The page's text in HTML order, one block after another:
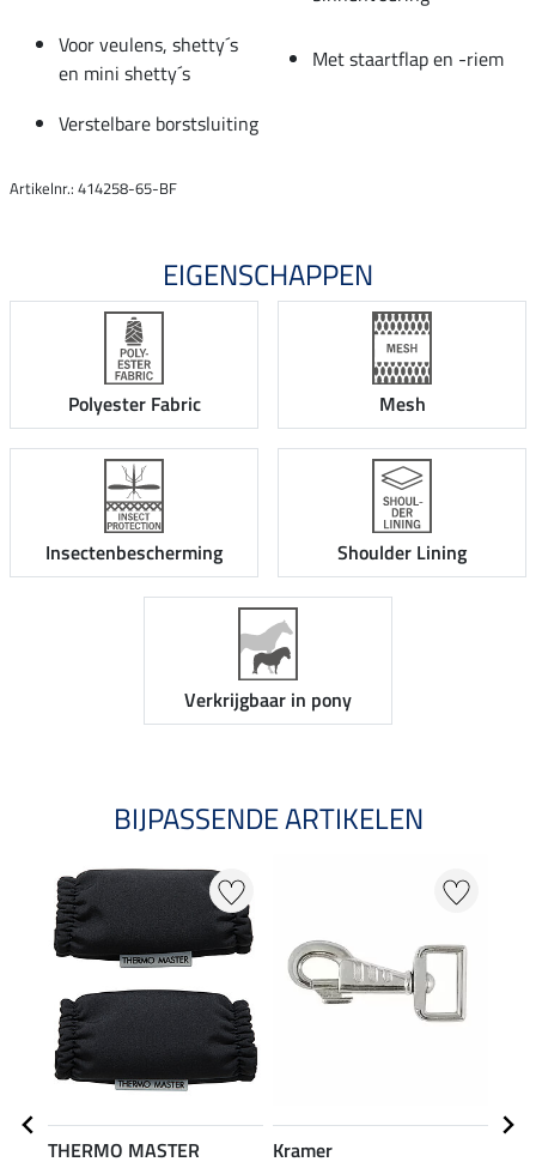
Voor veulens, shetty´s
en mini shetty´s
Met staartflap en -riem
Verstelbare borstsluiting
Artikelnr.: 414258-65-BF
EIGENSCHAPPEN
Polyester Fabric Mesh
Insectenbescherming Shoulder Lining
Verkrijgbaar in pony
BIJPASSENDE ARTIKELEN
THERMO MASTER
Kramer